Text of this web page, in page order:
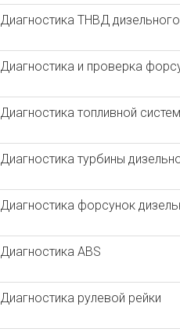
Диагностика ТНВД дизельного
Диагностика и проверка
Диагностика топливной
Диагностика турбины
Диагностика форсунок
Диагностика ABS
Диагностика рулевой рейки